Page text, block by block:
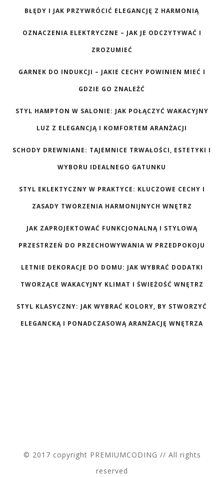
BŁĘDY I JAK PRZYWRÓCIĆ ELEGANCJĘ Z HARMONIĄ
OZNACZENIA ELEKTRYCZNE – JAK JE ODCZYTYWAĆ I
ZROZUMIEĆ
GARNEK DO INDUKCJI – JAKIE CECHY POWINIEN MIEĆ I
GDZIE GO ZNALEŹĆ
STYL HAMPTON W SALONIE: JAK POŁĄCZYĆ WAKACYJNY
LUZ Z ELEGANCJĄ I KOMFORTEM ARANŻACJI
SCHODY DREWNIANE: TAJEMNICE TRWAŁOŚCI, ESTETYKI I
WYBORU IDEALNEGO GATUNKU
STYL EKLEKTYCZNY W PRAKTYCE: KLUCZOWE CECHY I
ZASADY TWORZENIA HARMONIJNYCH WNĘTRZ
JAK ZAPROJEKTOWAĆ FUNKCJONALNĄ I STYLOWĄ
PRZESTRZEŃ DO PRZECHOWYWANIA W PRZEDPOKOJU
LETNIE DEKORACJE DO DOMU: JAK WYBRAĆ DODATKI
TWORZĄCE WAKACYJNY KLIMAT I ŚWIEŻOŚĆ WNĘTRZ
STYL KLASYCZNY: JAK WYBRAĆ KOLORY, BY STWORZYĆ
ELEGANCKĄ I PONADCZASOWĄ ARANŻACJĘ WNĘTRZA
© 2017 copyright PREMIUMCODING // All rights
reserved